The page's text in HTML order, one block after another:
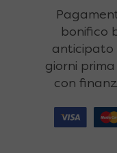
bonifico
anticipato
giorni
con